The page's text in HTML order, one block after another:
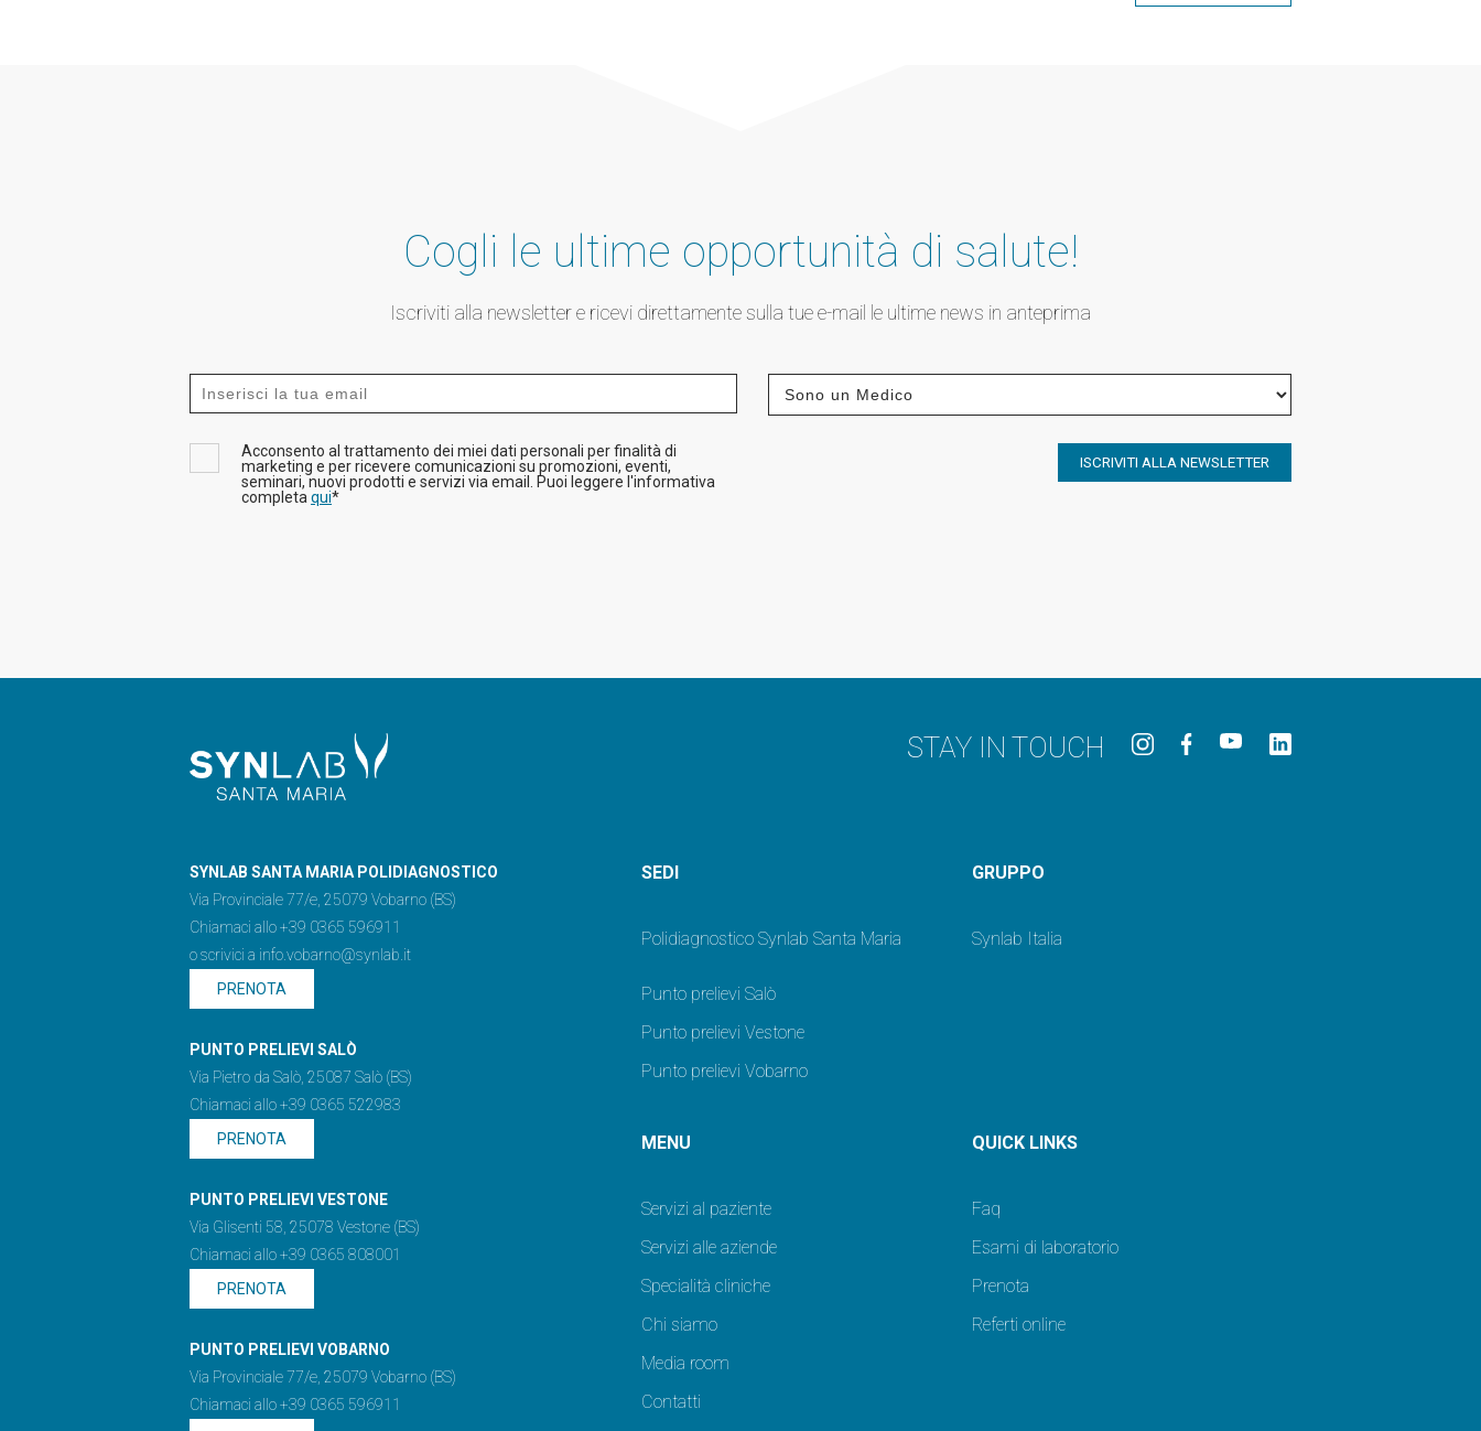
Cogli le ultime opportunità di salute!
Iscriviti alla newsletter e ricevi direttamente sulla tue e-mail le ultime news in anteprima
Acconsento al trattamento dei miei dati personali per finalità di
marketing e per ricevere comunicazioni su promozioni, eventi,
seminari, nuovi prodotti e servizi via email. Puoi leggere l'informativa
completa qui*
ISCRIVITI ALLA NEWSLETTER
STAY IN TOUCH
SYNLAB SANTA MARIA POLIDIAGNOSTICO
Via Provinciale 77/e, 25079 Vobarno (BS)
Chiamaci allo +39 0365 596911
o scrivici a info.vobarno@synlab.it
PRENOTA
PUNTO PRELIEVI SALÒ
Via Pietro da Salò, 25087 Salò (BS)
Chiamaci allo +39 0365 522983
PRENOTA
PUNTO PRELIEVI VESTONE
Via Glisenti 58, 25078 Vestone (BS)
Chiamaci allo +39 0365 808001
PRENOTA
PUNTO PRELIEVI VOBARNO
Via Provinciale 77/e, 25079 Vobarno (BS)
Chiamaci allo +39 0365 596911
GRUPPO
Synlab Italia
SEDI
Polidiagnostico Synlab Santa Maria
Punto prelievi Salò
Punto prelievi Vestone
Punto prelievi Vobarno
QUICK LINKS
Faq
Esami di laboratorio
Prenota
Referti online
MENU
Servizi al paziente
Servizi alle aziende
Specialità cliniche
Chi siamo
Media room
Contatti